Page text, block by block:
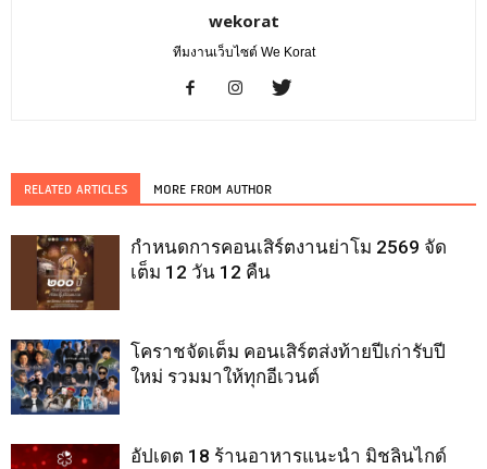
wekorat
ทีมงานเว็บไซต์ We Korat
RELATED ARTICLES MORE FROM AUTHOR
กำหนดการคอนเสิร์ตงานย่าโม 2569 จัด
เต็ม 12 วัน 12 คืน
โคราชจัดเต็ม คอนเสิร์ตส่งท้ายปีเก่ารับปี
ใหม่ รวมมาให้ทุกอีเวนต์
อัปเดต 18 ร้านอาหารแนะนำ มิชลินไกด์